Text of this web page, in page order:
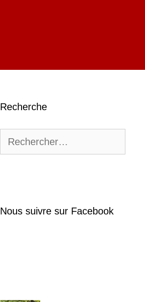
Recherche
Nous suivre sur Facebook